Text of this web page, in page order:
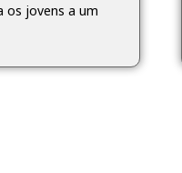
os jovens a um